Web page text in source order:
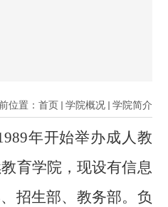
位置： 首页 学院概况 学院简介
年开始举办成人教
育学院，现设有信息
招生部、教务部。负